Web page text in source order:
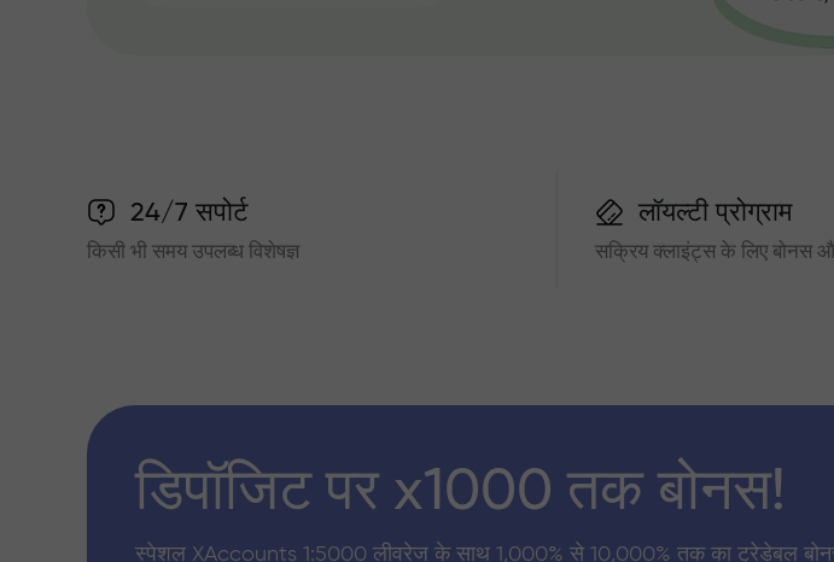
24/7 सपोर्ट
किसी भी समय उपलब्ध विशेषज्ञ
लॉयल्टी प्रोग्राम
सक्रिय क्लाइंट्स के लिए बोनस
डिपॉजिट पर x1000 तक बोनस!
स्पेशल XAccounts 1:5000 लीवरेज के साथ 1,000% से 10,000% तक का ट्रेडेबल